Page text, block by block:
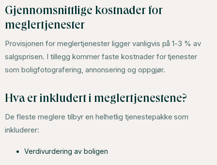
Gjennomsnittlige kostnader for
meglertjenester
Provisjonen for meglertjenester ligger vanligvis på 1-3 % av
salgsprisen. I tillegg kommer faste kostnader for tjenester
som boligfotografering, annonsering og oppgjør.
Hva er inkludert i meglertjenestene?
De fleste meglere tilbyr en helhetlig tjenestepakke som
inkluderer:
Verdivurdering av boligen